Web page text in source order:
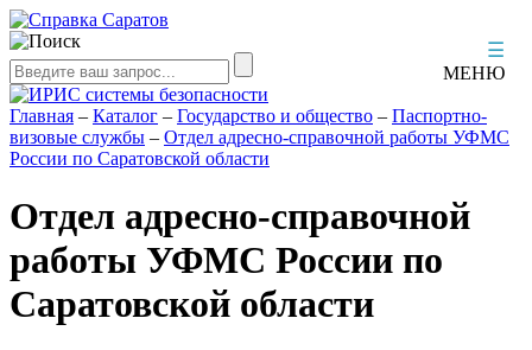
☰
МЕНЮ
Главная – Каталог – Государство и общество – Паспортно-
визовые службы – Отдел адресно-справочной работы УФМС
России по Саратовской области
Отдел адресно-справочной
работы УФМС России по
Саратовской области